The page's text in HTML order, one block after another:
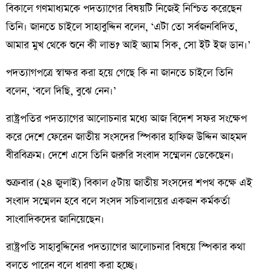
বিকালে গণমাধ্যমকে পদত্যাগের বিষয়টি নিজেই নিশ্চিত করেছেন
তিনি। জানতে চাইলে সাহাবুদ্দিন বলেন, ‘এটা তো সর্বজনবিদিত,
আমার মুখ থেকে শুনে কী লাভ? আই অ্যাম সিক, সো ইট ইজ ডান।’
পদত্যাগপত্রে স্বাক্ষর করা হয়ে গেছে কি না জানতে চাইলে তিনি
বলেন, ‘বলে দিছি, বুঝে নেন।’
রাষ্ট্রপতির পদত্যাগের আলোচনার মধ্যে আজ বিদেশ সফর সংক্ষেপ
করে দেশে ফেরেন জাতীয় সংসদের স্পিকার হাফিজ উদ্দিন আহমদ
বীরবিক্রম। দেশে এসে তিনি জরুরি সংবাদ সম্মেলন ডেকেছেন।
শুক্রবার (২৪ জুলাই) বিকাল ৫টায় জাতীয় সংসদের শপথ কক্ষে এই
সংবাদ সম্মেলন হবে বলে সংসদ সচিবালয়ের একজন কর্মকর্তা
সাংবাদিকদের জানিয়েছেন।
রাষ্ট্রপতি সাহাবুদ্দিনের পদত্যাগের আলোচনার বিষয়ে স্পিকার কথা
বলতে পারেন বলে ধারণা করা হচ্ছে।